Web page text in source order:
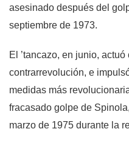
asesinado después del
septiembre de 1973.
El ’tancazo, en junio,
contrarrevolución, e
medidas más
fracasado golpe de
marzo de 1975 durante la